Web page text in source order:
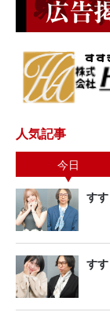
人気記事
今日
す
す